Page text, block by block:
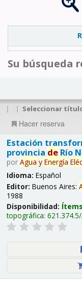
Su búsqueda
| | Seleccionar
Hacer reserva
Estación
provincia deRío
por Agua y Energía
Idioma: Español
Editor: Buenos Aires:
1988
Disponibilidad:
topográfica: